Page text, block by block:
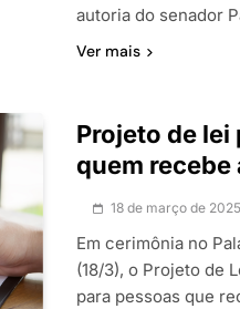
autoria do senador
Ver mais
Projeto de lei
quem recebe
18 de março de 2025
Em cerimônia no
(18/3), o Projeto de
para pessoas que